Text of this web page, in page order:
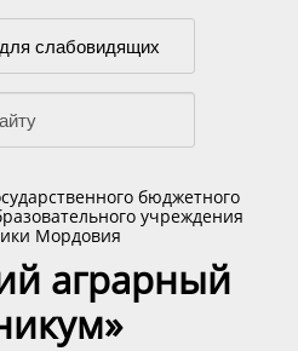
слабовидящих
бюджетного
учреждения
Мордовия
аграрный